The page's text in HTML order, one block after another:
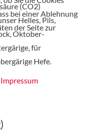
(CO2)
Helles, Pils,
Oktober-
für
Hefe.
bei einer Ablehnung
der Seite zur
Impressum